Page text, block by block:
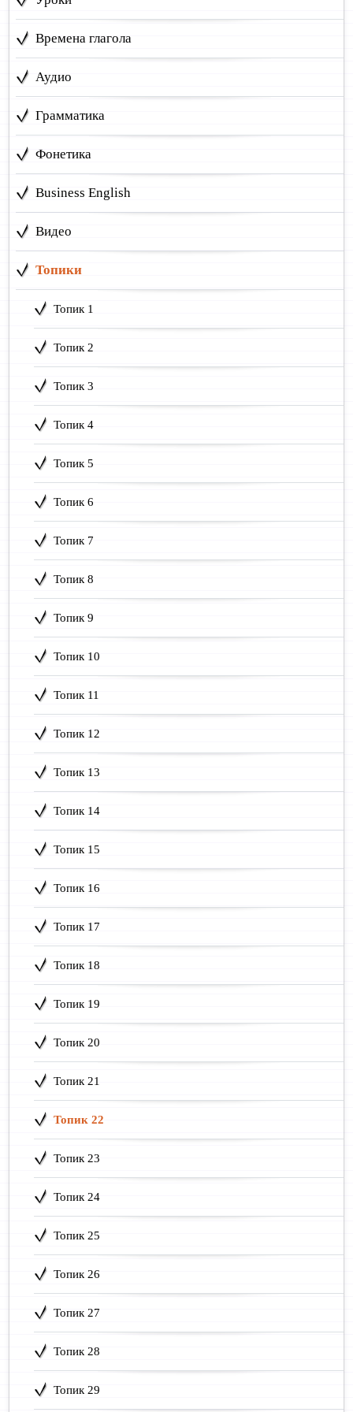
Времена глагола
Аудио
Грамматика
Фонетика
Business English
Видео
Топики
Топик 1
Топик 2
Топик 3
Топик 4
Топик 5
Топик 6
Топик 7
Топик 8
Топик 9
Топик 10
Топик 11
Топик 12
Топик 13
Топик 14
Топик 15
Топик 16
Топик 17
Топик 18
Топик 19
Топик 20
Топик 21
Топик 22
Топик 23
Топик 24
Топик 25
Топик 26
Топик 27
Топик 28
Топик 29